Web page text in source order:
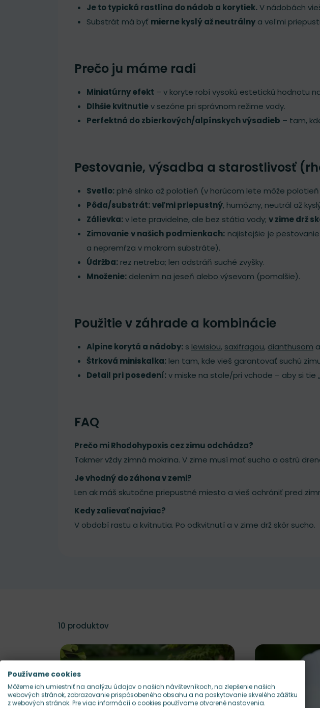
Je to typická rastlina do nádob a korytiek.V nádobách
Substrát má byť mierne kyslý až neutrálny a veľmi
Prečo ju máme radi
Miniatúrny efekt – v koryte robí vysokú estetickú hodnotu
Dlhšie kvitnutiev sezóne pri správnom režime vody.
Perfektná do zbierkových/alpínskych výsadieb – tam,
Pestovanie, výsadba a starostlivosť
Svetlo: plné slnko až polotieň (v horúcom lete môže
Pôda/substrát:veľmi priepustný, humózny, neutrál až
Zálievka:v lete pravidelne, ale bez státia vody; v zime drž
Zimovanie v našich podmienkach: najistejšie je
a nepremŕza v mokrom substráte).
Údržba: rez netreba; len odstráň suché zvyšky.
Množenie: delením na jeseň alebo výsevom (pomalšie).
Použitie v záhrade a kombinácie
Alpine korytá a nádoby: s lewisiou, saxifragou, dianthusom a
Štrková miniskalka: len tam, kde vieš garantovať suchú
Detail pri posedení:v miske na stole/pri vchode – aby si tie
FAQ
Prečo mi Rhodohypoxis cez zimu odchádza?
Takmer vždy zimná mokrina. V zime musí mať sucho a ostrú
Je vhodný do záhona v zemi?
Len ak máš skutočne priepustné miesto a vieš ochrániť pred
Kedy zalievať najviac?
V období rastu a kvitnutia. Po odkvitnutí a v zime drž skôr sucho.
10 produktov
Používame cookies
Môžeme ich umiestniť na analýzu údajov o našich návštevníkoch, na zlepšenie našich
webových stránok, zobrazovanie prispôsobeného obsahu a na poskytovanie skvelého zážitku
z webových stránok. Pre viac informácií o cookies používame otvorené nastavenia.